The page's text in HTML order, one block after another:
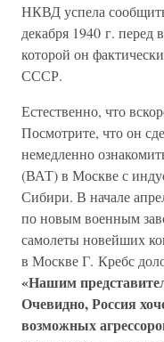
НКВД успела
декабря 1940 г.
которой он
СССР.
Естественно, что
Посмотрите, что он
немедленно
(ВАТ) в Москве с
Сибири. В начале
по новым военным
самолеты новейших
в Москве Г. Кребс
«Нашим
Очевидно, Россия
возможных